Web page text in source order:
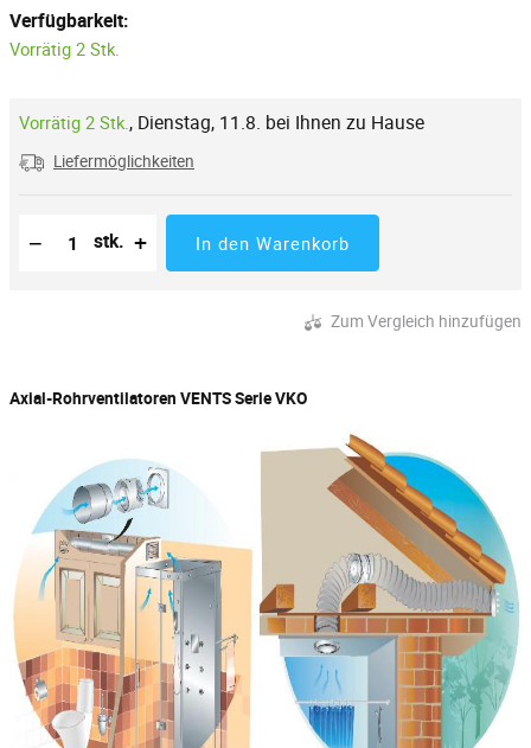
Verfügbarkeit:
Vorrätig 2 Stk.
Vorrätig 2 Stk., Dienstag, 11.8. bei Ihnen zu Hause
Liefermöglichkeiten
−
Reduzierung der Menge
Anzahl der Stücke
stk. + In den Warenkorb
Zum Vergleich hinzufügen
Axial-Rohrventilatoren VENTS Serie VKO